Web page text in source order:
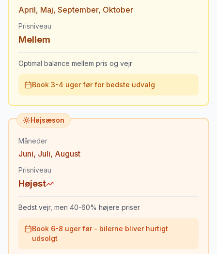
April, Maj, September, Oktober
Prisniveau
Mellem
Optimal balance mellem pris og vejr
Book 3-4 uger før for bedste udvalg
Højsæson
Måneder
Juni, Juli, August
Prisniveau
Højest
Bedst vejr, men 40-60% højere priser
Book 6-8 uger før - bilerne bliver hurtigt
udsolgt